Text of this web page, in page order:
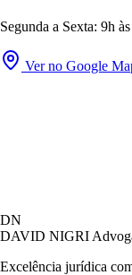
Segunda a Sexta: 9h
Ver no Google
DN
DAVID NIGRI
Excelência jurídica
Online agora